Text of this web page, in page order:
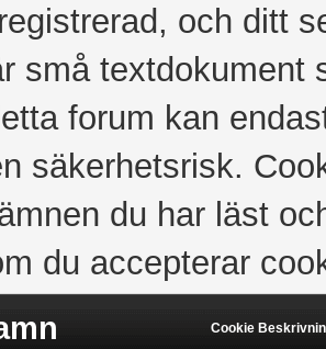
och ditt
små textdokument
forum kan
säkerhetsrisk.
du har läst
du accepterar
Cookie